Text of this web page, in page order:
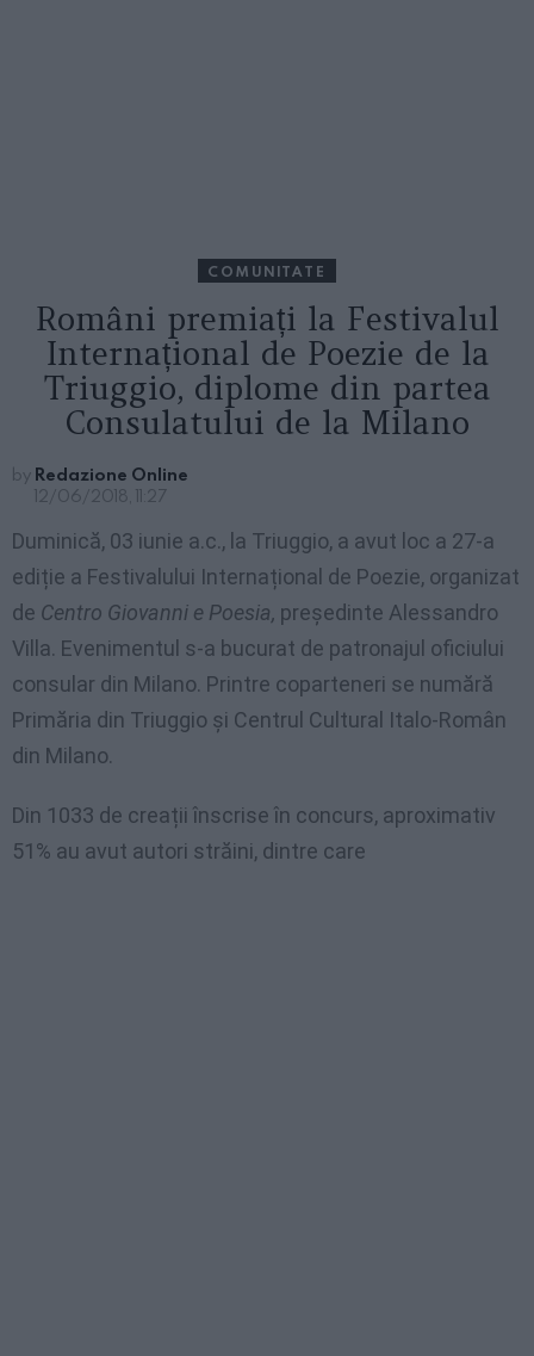
COMUNITATE
Români premiați la Festivalul
Internațional de Poezie de la
Triuggio, diplome din partea
Consulatului de la Milano
by Redazione Online
12/06/2018, 11:27
Duminică, 03 iunie a.c., la Triuggio, a avut loc a 27-a
ediție a Festivalului Internațional de Poezie, organizat
de Centro Giovanni e Poesia, președinte Alessandro
Villa. Evenimentul s-a bucurat de patronajul oficiului
consular din Milano. Printre coparteneri se numără
Primăria din Triuggio și Centrul Cultural Italo-Român
din Milano.
Din 1033 de creații înscrise în concurs, aproximativ
51% au avut autori străini, dintre care